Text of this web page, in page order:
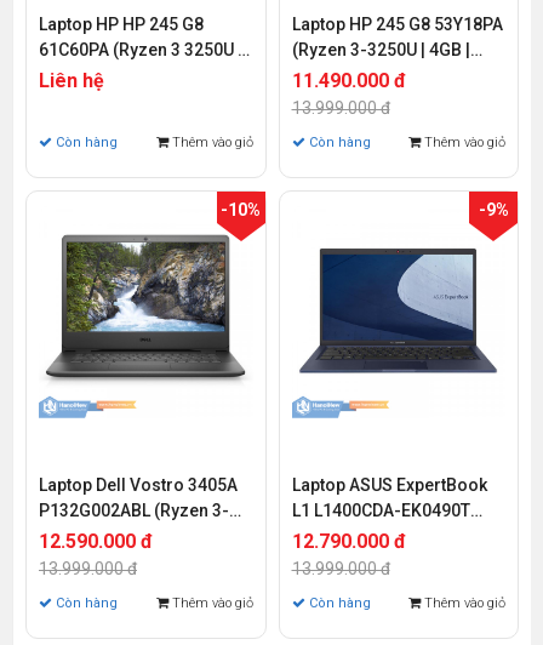
Laptop HP HP 245 G8
61C60PA (Ryzen 3 3250U |
4GB | 256GB | AMD Radeon
Liên hệ
Còn hàng Thêm vào giỏ
Laptop HP 245 G8 53Y18PA
(Ryzen 3-3250U | 4GB |
256GB | AMD Radeon | 14
inch HD | Win 10)
11.490.000 đ
13.999.000 đ
Còn hàng Thêm vào giỏ
-10%
Laptop Dell Vostro 3405A
P132G002ABL (Ryzen 3-
3250U | 8GB | 1TB HDD |
AMD Radeon | 14.0 inch
12.590.000 đ
13.999.000 đ
Còn hàng Thêm vào giỏ
-9%
Laptop ASUS ExpertBook
L1 L1400CDA-EK0490T
(AMD Ryzen 3-3250U | 4GB
| 256GB | AMD Radeon |
12.790.000 đ
13.999.000 đ
Còn hàng Thêm vào giỏ